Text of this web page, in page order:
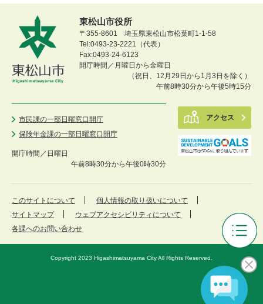
東
市
議
会
東松山市役所
〒355-8601 埼玉県東松山市松葉町1-1-58
Tel:0493-23-2221（代表）
Fax:0493-24-6123
開庁時間／月曜日から金曜日
（祝日、12月29日から1月3日を除く）
午前8時30分から午後5時15分
市民課の一部日曜窓口開庁
保険年金課の一部日曜窓口開庁
開庁時間／ 日曜日
午前8時30分から午後0時30分
アクセス
このサイトについて
個人情報の取り扱いについて
サイトマップ
ウェブアクセシビリティについて
各課へのお問い合わせ
Copyright 2023 Higashimatsuyama City All Rights Reserved.